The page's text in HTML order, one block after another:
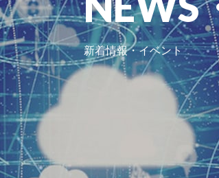
新着情報・イベント